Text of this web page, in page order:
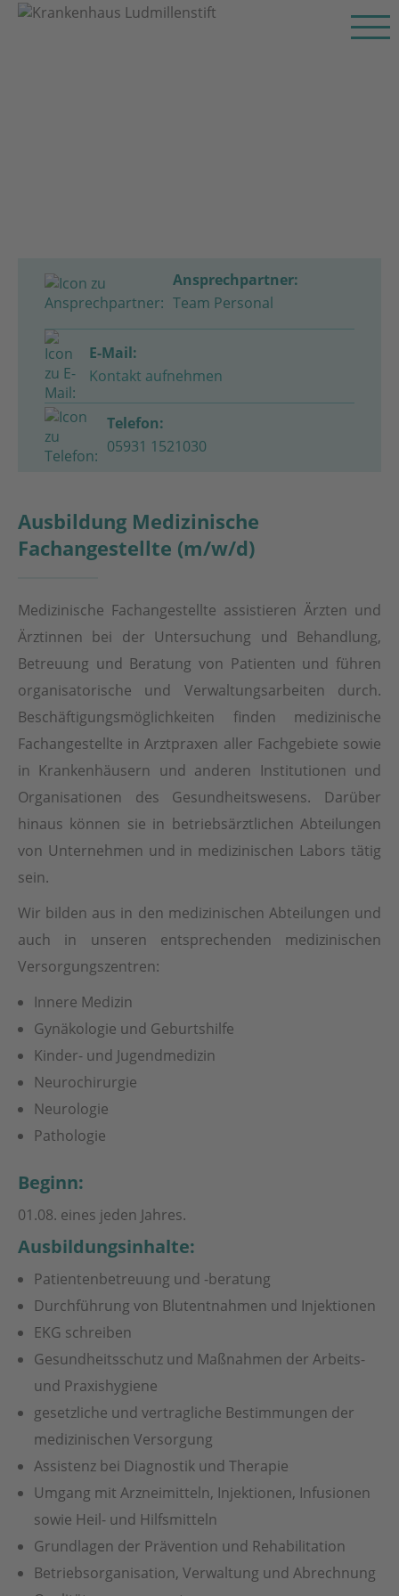
Ansprechpartner:
Team Personal
E-Mail:
Kontakt aufnehmen
Telefon:
05931 1521030
Ausbildung Medizinische
Fachangestellte (m/w/d)
Medizinische Fachangestellte assistieren Ärzten und
Ärztinnen bei der Untersuchung und Behandlung,
Betreuung und Beratung von Patienten und führen
organisatorische und Verwaltungsarbeiten durch.
Beschäftigungsmöglichkeiten finden medizinische
Fachangestellte in Arztpraxen aller Fachgebiete sowie
in Krankenhäusern und anderen Institutionen und
Organisationen des Gesundheitswesens. Darüber
hinaus können sie in betriebsärztlichen Abteilungen
von Unternehmen und in medizinischen Labors tätig
sein.
Wir bilden aus in den medizinischen Abteilungen und
auch in unseren entsprechenden medizinischen
Versorgungszentren:
Innere Medizin
Gynäkologie und Geburtshilfe
Kinder- und Jugendmedizin
Neurochirurgie
Neurologie
Pathologie
Beginn:
01.08. eines jeden Jahres.
Ausbildungsinhalte:
Patientenbetreuung und -beratung
Durchführung von Blutentnahmen und Injektionen
EKG schreiben
Gesundheitsschutz und Maßnahmen der Arbeits-
und Praxishygiene
gesetzliche und vertragliche Bestimmungen der
medizinischen Versorgung
Assistenz bei Diagnostik und Therapie
Umgang mit Arzneimitteln, Injektionen, Infusionen
sowie Heil- und Hilfsmitteln
Grundlagen der Prävention und Rehabilitation
Betriebsorganisation, Verwaltung und Abrechnung